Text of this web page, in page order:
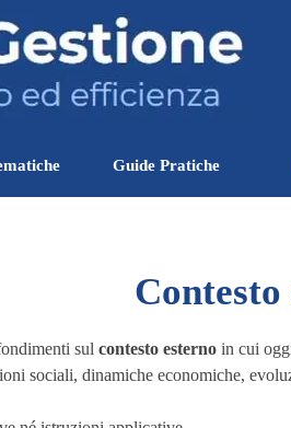
▼
Guide Pratiche
sulcontesto esterno in cui
sociali, dinamiche economiche,